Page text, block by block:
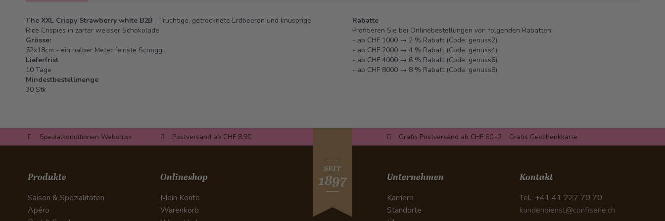
The XXL Crispy Strawberry white B2B - Fruchtige, getrocknete Erdbeeren und knusprige
Rice Crispies in zarter weisser Schokolade
Grösse:
52x18cm - ein halber Meter feinste Schoggi
Lieferfrist
10 Tage
Mindestbestellmenge
30 Stk
Rabatte
Profitieren Sie bei Onlinebestellungen von folgenden Rabatten:
- ab CHF 1000 → 2 % Rabatt (Code: genuss2)
- ab CHF 2000 → 4 % Rabatt (Code: genuss4)
- ab CHF 4000 → 6 % Rabatt (Code: genuss6)
- ab CHF 8000 → 8 % Rabatt (Code: genuss8)
Spezialkonditionen Webshop Postversand ab CHF 8.90 Gratis Postversand ab CHF 60.- Gratis Geschenkkarte
SEIT
1897
Produkte
Saison & Spezialitäten
Apéro
Onlineshop
Mein Konto
Warenkorb
Unternehmen
Karriere
Standorte
Kontakt
Tel.: +41 41 227 70 70
kundendienst@confiserie.ch